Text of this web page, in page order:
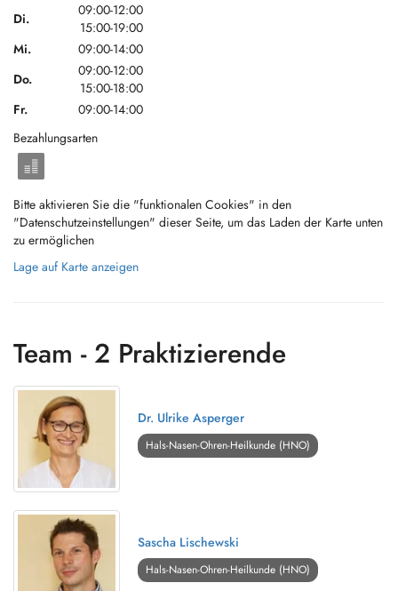
Di.
09:00-12:00
15:00-19:00
Mi.
09:00-14:00
Do.
09:00-12:00
15:00-18:00
Fr.
09:00-14:00
Bezahlungsarten
Bitte aktivieren Sie die "funktionalen Cookies" in den
"Datenschutzeinstellungen" dieser Seite, um das Laden der Karte unten
zu ermöglichen
Lage auf Karte anzeigen
Team - 2 Praktizierende
Dr. Ulrike Asperger
Hals-Nasen-Ohren-Heilkunde (HNO)
Sascha Lischewski
Hals-Nasen-Ohren-Heilkunde (HNO)